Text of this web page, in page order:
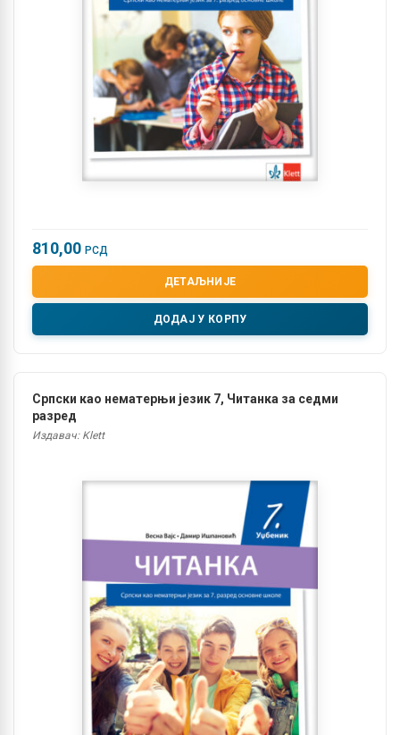
810,00 РСД
ДЕТАЉНИЈЕ
ДОДАЈ У КОРПУ
Српски као нематерњи језик 7, Читанка за седми
разред
Издавач: Klett